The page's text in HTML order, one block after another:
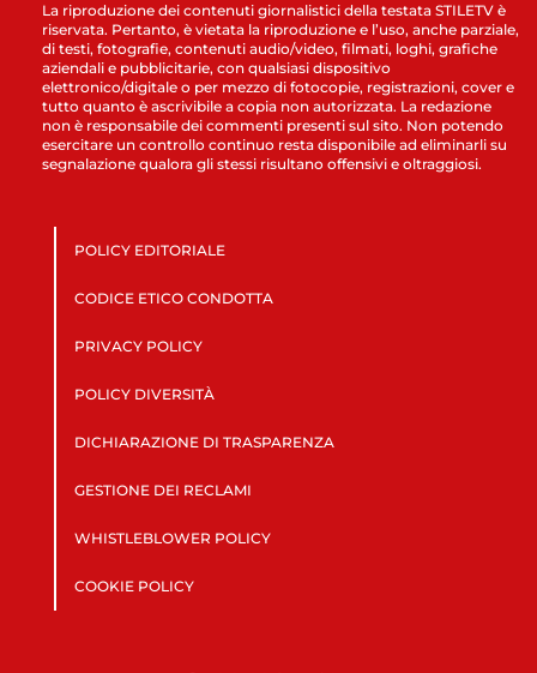
La riproduzione dei contenuti giornalistici della testata STILETV è
riservata. Pertanto, è vietata la riproduzione e l’uso, anche parziale,
di testi, fotografie, contenuti audio/video, filmati, loghi, grafiche
aziendali e pubblicitarie, con qualsiasi dispositivo
elettronico/digitale o per mezzo di fotocopie, registrazioni, cover e
tutto quanto è ascrivibile a copia non autorizzata. La redazione
non è responsabile dei commenti presenti sul sito. Non potendo
esercitare un controllo continuo resta disponibile ad eliminarli su
segnalazione qualora gli stessi risultano offensivi e oltraggiosi.
POLICY EDITORIALE
CODICE ETICO CONDOTTA
PRIVACY POLICY
POLICY DIVERSITÀ
DICHIARAZIONE DI TRASPARENZA
GESTIONE DEI RECLAMI
WHISTLEBLOWER POLICY
COOKIE POLICY